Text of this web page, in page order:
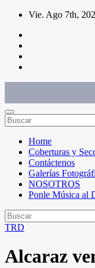
Saltar
contenido
Vie. Ago 7th,
Home
Coberturas y
Contáctenos
Galerías
NOSOTROS
Ponle Música al
TRD
Alcaraz